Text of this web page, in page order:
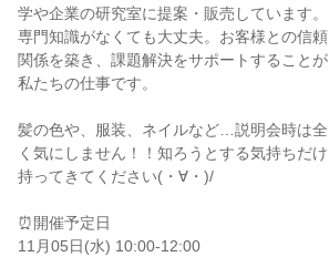
学や企業の研究室に提案・販売しています。
専門知識がなくても大丈夫。お客様との信頼
関係を築き、課題解決をサポートすることが
私たちの仕事です。
髪の色や、服装、ネイルなど…説明会時は全
く気にしません！！知ろうとする気持ちだけ
持ってきてください(・∀・)/
⏰開催予定日
11月05日(水) 10:00-12:00